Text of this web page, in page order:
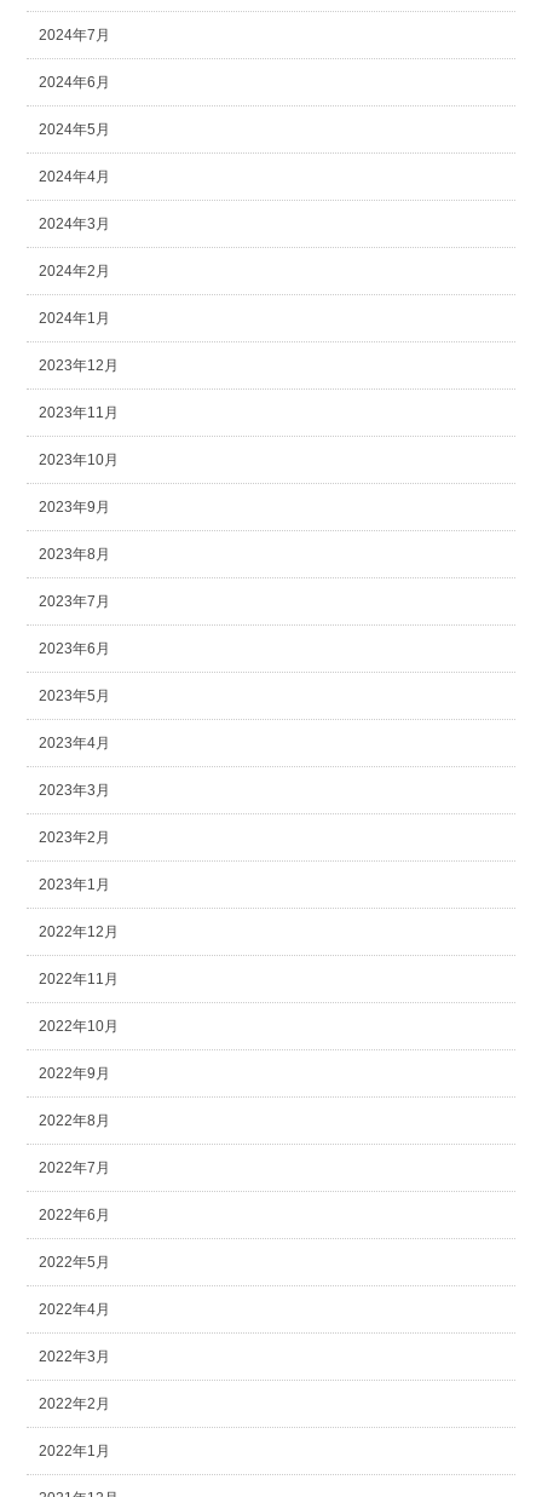
2024年7月
2024年6月
2024年5月
2024年4月
2024年3月
2024年2月
2024年1月
2023年12月
2023年11月
2023年10月
2023年9月
2023年8月
2023年7月
2023年6月
2023年5月
2023年4月
2023年3月
2023年2月
2023年1月
2022年12月
2022年11月
2022年10月
2022年9月
2022年8月
2022年7月
2022年6月
2022年5月
2022年4月
2022年3月
2022年2月
2022年1月